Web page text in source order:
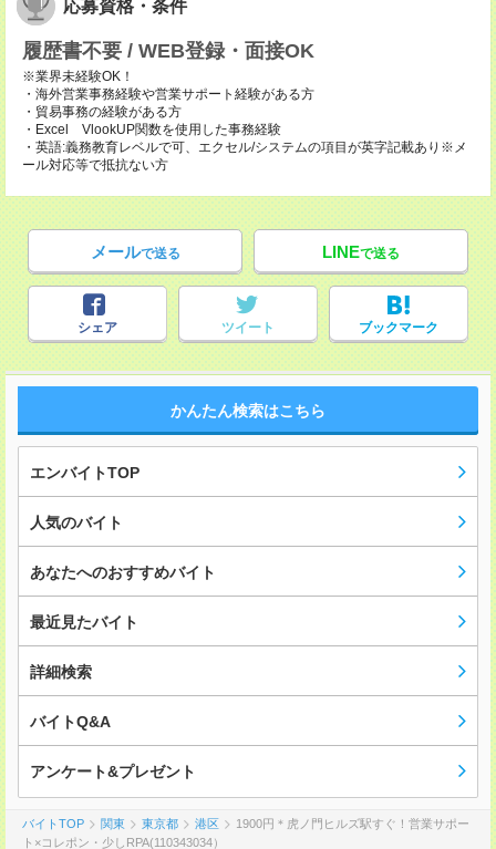
応募資格・条件
履歴書不要 / WEB登録・面接OK
※業界未経験OK！
・海外営業事務経験や営業サポート経験がある方
・貿易事務の経験がある方
・Excel VlookUP関数を使用した事務経験
・英語:義務教育レベルで可、エクセル/システムの項目が英字記載あり※メ
ール対応等で抵抗ない方
メールで送る LINEで送る
シェア ツイート ブックマーク
かんたん検索はこちら
エンバイトTOP
人気のバイト
あなたへのおすすめバイト
最近見たバイト
詳細検索
バイトQ&A
アンケート&プレゼント
バイトTOP 関東 東京都 港区
1900円＊虎ノ門ヒルズ駅すぐ！営業サポー
ト×コレポン・少しRPA(110343034）